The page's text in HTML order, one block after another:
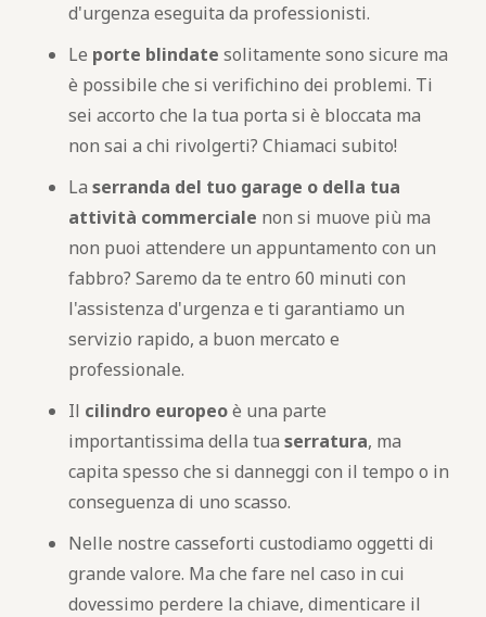
d'urgenza eseguita da professionisti.
Le porte blindate solitamente sono sicure ma
è possibile che si verifichino dei problemi. Ti
sei accorto che la tua porta si è bloccata ma
non sai a chi rivolgerti? Chiamaci subito!
La serranda del tuo garage o della tua
attività commerciale non si muove più ma
non puoi attendere un appuntamento con un
fabbro? Saremo da te entro 60 minuti con
l'assistenza d'urgenza e ti garantiamo un
servizio rapido, a buon mercato e
professionale.
Il cilindro europeoè una parte
importantissima della tua serratura, ma
capita spesso che si danneggi con il tempo o in
conseguenza di uno scasso.
Nelle nostre casseforti custodiamo oggetti di
grande valore. Ma che fare nel caso in cui
dovessimo perdere la chiave, dimenticare il